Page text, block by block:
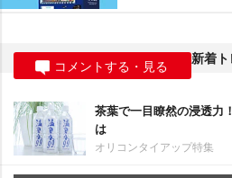
コメントする・見る 新着
茶葉で一目瞭然の浸透力
は
オリコンタイアップ特集